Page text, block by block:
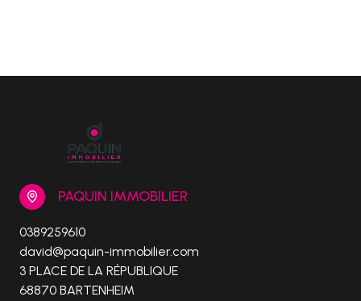
PAQUIN IMMOBILIER
0389259610
david@paquin-immobilier.com
3 PLACE DE LA RÉPUBLIQUE
68870 BARTENHEIM